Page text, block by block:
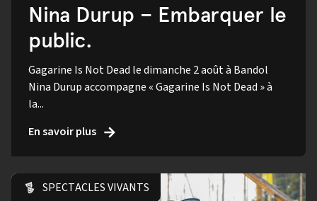
Nina Durup – Embarquer le
public.
Gagarine Is Not Dead le dimanche 2 août à Bandol
Nina Durup accompagne « Gagarine Is Not Dead » à
la...
En savoir plus
SPECTACLES VIVANTS